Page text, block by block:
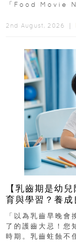
「Food
2nd August, 2026 ｜
【乳齒期是幼
育與學習？養成良好口
瑯質 兒童牙膏
「以為乳齒早晚
了的護齒大忌！您
時期。乳齒蛀蝕不